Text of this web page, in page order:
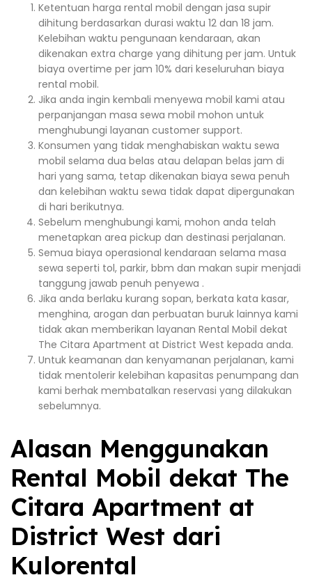
Ketentuan harga rental mobil dengan jasa supir
dihitung berdasarkan durasi waktu 12 dan 18 jam.
Kelebihan waktu pengunaan kendaraan, akan
dikenakan extra charge yang dihitung per jam. Untuk
biaya overtime per jam 10% dari keseluruhan biaya
rental mobil.
Jika anda ingin kembali menyewa mobil kami atau
perpanjangan masa sewa mobil mohon untuk
menghubungi layanan customer support.
Konsumen yang tidak menghabiskan waktu sewa
mobil selama dua belas atau delapan belas jam di
hari yang sama, tetap dikenakan biaya sewa penuh
dan kelebihan waktu sewa tidak dapat dipergunakan
di hari berikutnya.
Sebelum menghubungi kami, mohon anda telah
menetapkan area pickup dan destinasi perjalanan.
Semua biaya operasional kendaraan selama masa
sewa seperti tol, parkir, bbm dan makan supir menjadi
tanggung jawab penuh penyewa .
Jika anda berlaku kurang sopan, berkata kata kasar,
menghina, arogan dan perbuatan buruk lainnya kami
tidak akan memberikan layanan Rental Mobil dekat
The Citara Apartment at District West kepada anda.
Untuk keamanan dan kenyamanan perjalanan, kami
tidak mentolerir kelebihan kapasitas penumpang dan
kami berhak membatalkan reservasi yang dilakukan
sebelumnya.
Alasan Menggunakan
Rental Mobil dekat The
Citara Apartment at
District West dari
Kulorental